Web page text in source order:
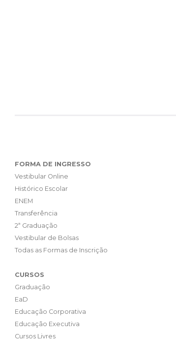
FORMA DE INGRESSO
Vestibular Online
Histórico Escolar
ENEM
Transferência
2ª Graduação
Vestibular de Bolsas
Todas as Formas de Inscrição
CURSOS
Graduação
EaD
Educação Corporativa
Educação Executiva
Cursos Livres